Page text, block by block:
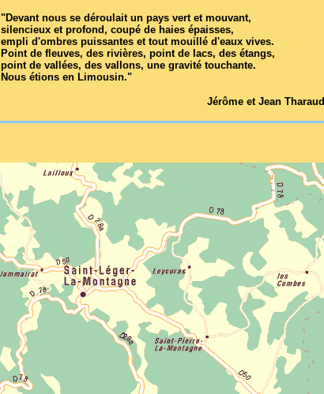
"Devant nous se déroulait un pays vert et mouvant,
silencieux et profond, coupé de haies épaisses,
empli d'ombres puissantes et tout mouillé d'eaux vives.
Point de fleuves, des rivières, point de lacs, des étangs,
point de vallées, des vallons, une gravité touchante.
Nous étions en Limousin."
Jérôme et Jean Tharaud